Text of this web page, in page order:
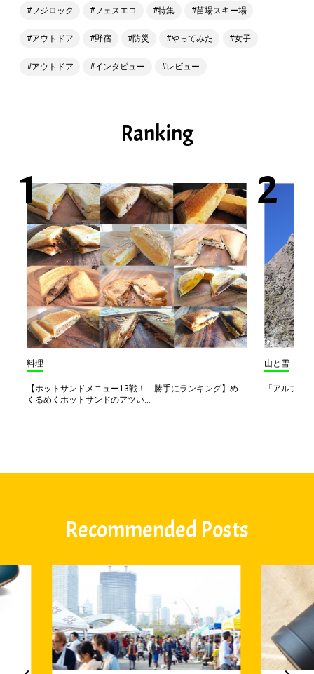
フジロック フェスエコ 特集 苗場スキー場
アウトドア 野宿 防災 やってみた 女子
アウトドア インタビュー レビュー
Ranking
料理
【ホットサンドメニュー13戦！ 勝手にランキング】め
くるめくホットサンドのアツい...
山と雪
「アルプス
Recommended Posts